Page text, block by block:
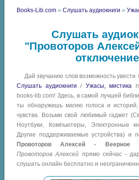
Books-Lib.com »Слушать аудиокниги »
Слушать
"Провоторов
Дай звучанию слов возможность
Слушать аудиокниги / Ужасы, мистика
books-lib.com! Здесь, в самой лучшей
ты обнаружишь магию голоса и
чувства. Возьми свой любимый гаджет
Ноутбуки, Компьютеры, Электронные
Другие поддерживаемые устройства) и
Провоторов Алексей - Веерное
Провоторов Алексей прямо сейчас -
слушать онлайн бесплатно и